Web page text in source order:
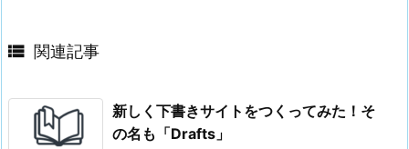
 関連記事
新しく下書きサイトをつくってみた！そ
の名も「Drafts」